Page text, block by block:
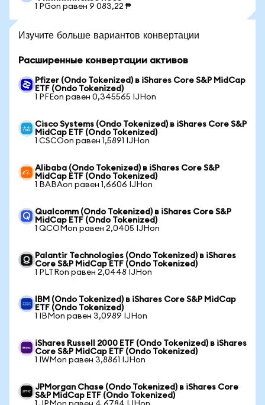
1 PGon равен 9 083,22 ₱
Изучите больше вариантов конвертации
Расширенные конвертации активов
Pfizer (Ondo Tokenized) в iShares Core S&P MidCap
ETF (Ondo Tokenized)
1 PFEon равен 0,345565 IJHon
Cisco Systems (Ondo Tokenized) в iShares Core S&P
MidCap ETF (Ondo Tokenized)
1 CSCOon равен 1,5891 IJHon
Alibaba (Ondo Tokenized) в iShares Core S&P
MidCap ETF (Ondo Tokenized)
1 BABAon равен 1,6606 IJHon
Qualcomm (Ondo Tokenized) в iShares Core S&P
MidCap ETF (Ondo Tokenized)
1 QCOMon равен 2,0405 IJHon
Palantir Technologies (Ondo Tokenized) в iShares
Core S&P MidCap ETF (Ondo Tokenized)
1 PLTRon равен 2,0448 IJHon
IBM (Ondo Tokenized) в iShares Core S&P MidCap
ETF (Ondo Tokenized)
1 IBMon равен 3,0989 IJHon
iShares Russell 2000 ETF (Ondo Tokenized) в iShares
Core S&P MidCap ETF (Ondo Tokenized)
1 IWMon равен 3,8861 IJHon
JPMorgan Chase (Ondo Tokenized) в iShares Core
S&P MidCap ETF (Ondo Tokenized)